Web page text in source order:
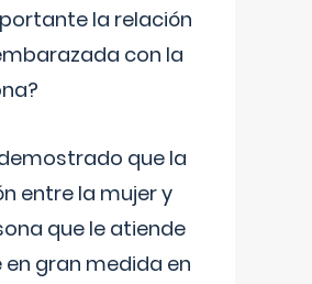
la relación
con la
que la
entre la mujer y
que le atiende
en gran medida en